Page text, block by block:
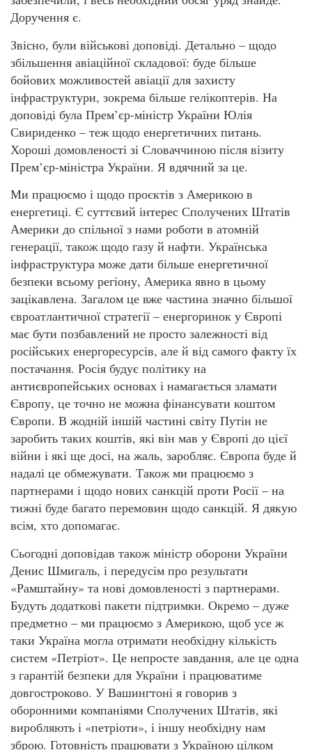
Доручення є.
Звісно, були військові доповіді. Детально – щодо
збільшення авіаційної складової: буде більше
бойових можливостей авіації для захисту
інфраструктури, зокрема більше гелікоптерів. На
доповіді була Прем’єр-міністр України Юлія
Свириденко – теж щодо енергетичних питань.
Хороші домовленості зі Словаччиною після візиту
Прем’єр-міністра України. Я вдячний за це.
Ми працюємо і щодо проєктів з Америкою в
енергетиці. Є суттєвий інтерес Сполучених Штатів
Америки до спільної з нами роботи в атомній
генерації, також щодо газу й нафти. Українська
інфраструктура може дати більше енергетичної
безпеки всьому регіону, Америка явно в цьому
зацікавлена. Загалом це вже частина значно більшої
євроатлантичної стратегії – енергоринок у Європі
має бути позбавлений не просто залежності від
російських енергоресурсів, але й від самого факту їх
постачання. Росія будує політику на
антиєвропейських основах і намагається зламати
Європу, це точно не можна фінансувати коштом
Європи. В жодній іншій частині світу Путін не
заробить таких коштів, які він мав у Європі до цієї
війни і які ще досі, на жаль, заробляє. Європа буде й
надалі це обмежувати. Також ми працюємо з
партнерами і щодо нових санкцій проти Росії – на
тижні буде багато перемовин щодо санкцій. Я дякую
всім, хто допомагає.
Сьогодні доповідав також міністр оборони України
Денис Шмигаль, і передусім про результати
«Рамштайну» та нові домовленості з партнерами.
Будуть додаткові пакети підтримки. Окремо – дуже
предметно – ми працюємо з Америкою, щоб усе ж
таки Україна могла отримати необхідну кількість
систем «Петріот». Це непросте завдання, але це одна
з гарантій безпеки для України і працюватиме
довгостроково. У Вашингтоні я говорив з
оборонними компаніями Сполучених Штатів, які
виробляють і «петріоти», і іншу необхідну нам
зброю. Готовність працювати з Україною цілком